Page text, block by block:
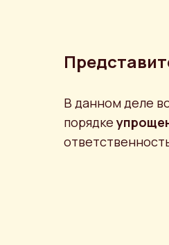
В данном деле
порядке